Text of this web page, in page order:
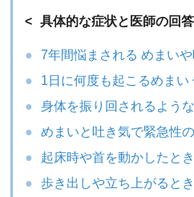
具体的な症状と医師の回答
7年間悩まされる めまい
1日に何度も起こるめまい
身体を振り回されるよう
めまいと吐き気で緊急性
起床時や首を動かしたと
歩き出しや立ち上がると